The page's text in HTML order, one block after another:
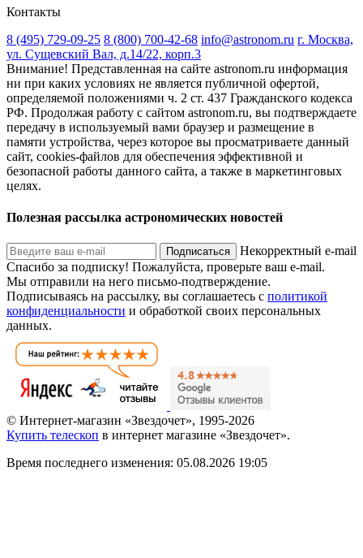
Контакты
8 (495) 729-09-25 8 (800) 700-42-68 info@astronom.ru г. Москва,
ул. Сущевский Вал, д.14/22, корп.3
Внимание! Представленная на сайте astronom.ru информация
ни при каких условиях не является публичной офертой,
определяемой положениями ч. 2 ст. 437 Гражданского кодекса
РФ. Продолжая работу с сайтом astronom.ru, вы подтверждаете
передачу в используемый вами браузер и размещение в
памяти устройства, через которое вы просматриваете данный
сайт, cookies-файлов для обеспечения эффективной и
безопасной работы данного сайта, а также в маркетинговых
целях.
Полезная рассылка астрономических новостей
Подписаться
Некорректный e-mail
Спасибо за подписку! Пожалуйста, проверьте ваш e-mail.
Мы отправили на него письмо-подтверждение.
Подписываясь на рассылку, вы соглашаетесь с политикой
конфиденциальности и обработкой своих персональных
данных.
© Интернет-магазин «Звездочет», 1995-2026
Купить телескоп в интернет магазине «Звездочет».
Время последнего изменения: 05.08.2026 19:05